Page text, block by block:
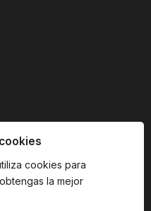
cookies para
la mejor